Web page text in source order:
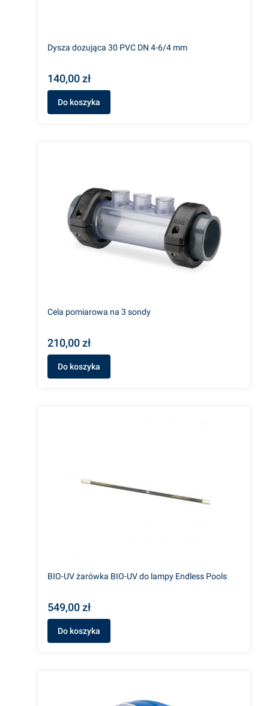
Dysza dozująca 30 PVC DN 4-6/4 mm
140,00 zł
Do koszyka
Cela pomiarowa na 3 sondy
210,00 zł
Do koszyka
BIO-UV żarówka BIO-UV do lampy Endless Pools
549,00 zł
Do koszyka